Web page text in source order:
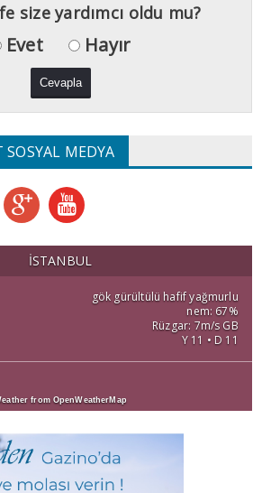
size yardımcı oldu mu?
Evet Hayır
MEDYA
İSTANBUL
gök gürültülü hafif yağmurlu
nem: 67%
Rüzgar: 7m/s GB
Y 11 • D 11
from OpenWeatherMap